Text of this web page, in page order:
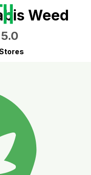
Weed
5.0